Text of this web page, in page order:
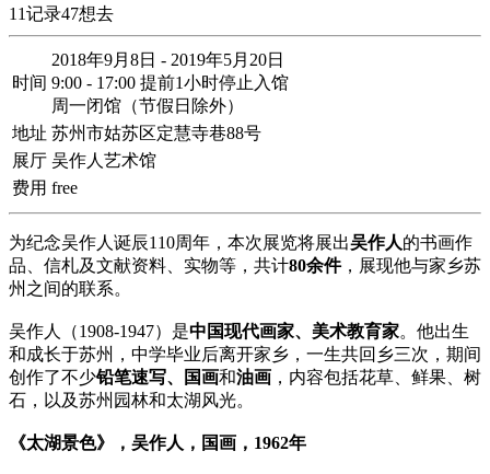
11记录47想去
时间
2018年9月8日 - 2019年5月20日
9:00 - 17:00 提前1小时停止入馆
周一闭馆（节假日除外）
地址 苏州市姑苏区定慧寺巷88号
展厅 吴作人艺术馆
费用 free
为纪念吴作人诞辰110周年，本次展览将展出吴作人的书画作
品、信札及文献资料、实物等，共计80余件，展现他与家乡苏
州之间的联系。
吴作人（1908-1947）是中国现代画家、美术教育家。他出生
和成长于苏州，中学毕业后离开家乡，一生共回乡三次，期间
创作了不少铅笔速写、国画和油画 ，内容包括花草、鲜果、树
石，以及苏州园林和太湖风光。
《太湖景色》，吴作人，国画，1962年